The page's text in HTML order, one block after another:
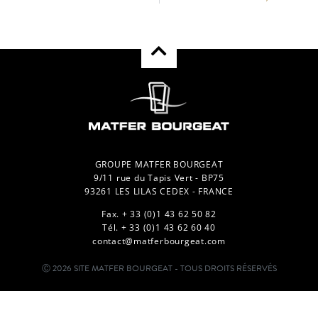
GROUPE MATFER BOURGEAT
9/11 rue du Tapis Vert - BP75
93261 LES LILAS CEDEX - FRANCE
Fax. + 33 (0)1 43 62 50 82
Tél. + 33 (0)1 43 62 60 40
contact@matferbourgeat.com
Ⓒ 2026 SITE MATFER BOURGEAT - TOUS DROITS RÉSERVÉS